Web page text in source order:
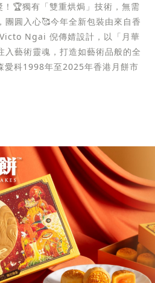
🏆獨有「雙重烘焗」技術，無需
團圓入心🥰今年全新包裝由來自香
Ngai 倪傳婧設計，以「月華
入藝術靈魂，打造如藝術品般的全
愛科1998年至2025年香港月餅市